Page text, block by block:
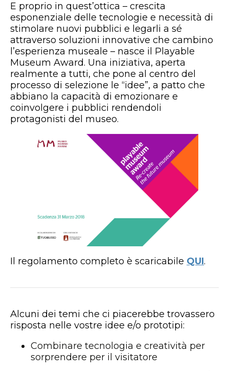
E proprio in quest’ottica – crescita
esponenziale delle tecnologie e necessità di
stimolare nuovi pubblici e legarli a sé
attraverso soluzioni innovative che cambino
l’esperienza museale – nasce il Playable
Museum Award. Una iniziativa, aperta
realmente a tutti, che pone al centro del
processo di selezione le “idee”, a patto che
abbiano la capacità di emozionare e
coinvolgere i pubblici rendendoli
protagonisti del museo.
Il regolamento completo è scaricabile QUI.
Alcuni dei temi che ci piacerebbe trovassero
risposta nelle vostre idee e/o prototipi:
Combinare tecnologia e creatività per
sorprendere per il visitatore